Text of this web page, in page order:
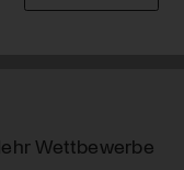
Wettbewerbe